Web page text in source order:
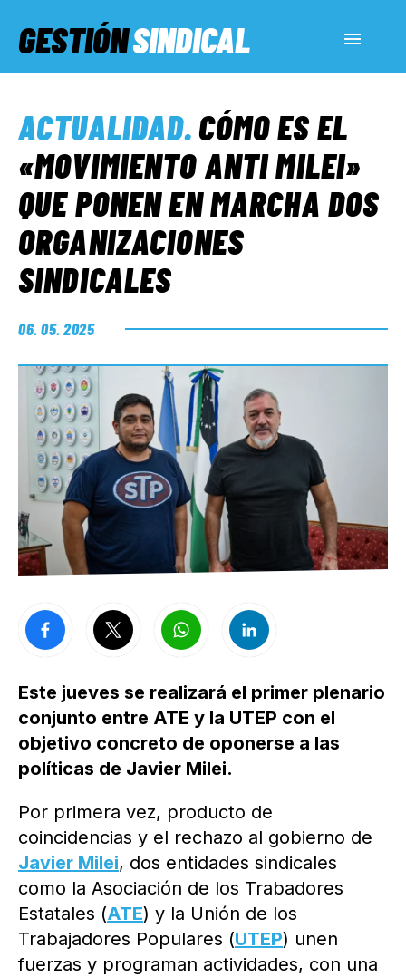
GESTIÓNSINDICAL
SERVICIOS SOCIALES
INFORMES ESPECIALES
FUERA DE MEGÁFONO
EL LADO «G»
ACTUALIDAD.CÓMO ES EL
«MOVIMIENTO ANTI MILEI»
QUE PONEN EN MARCHA DOS
ORGANIZACIONES
SINDICALES
06. 05. 2025
Este jueves se realizará el primer plenario
conjunto entre ATE y la UTEP con el
objetivo concreto de oponerse a las
políticas de Javier Milei.
Por primera vez, producto de
coincidencias y el rechazo al gobierno de
Javier Milei, dos entidades sindicales
como la Asociación de los Trabadores
Estatales (ATE) y la Unión de los
Trabajadores Populares (UTEP) unen
fuerzas y programan actividades, con una